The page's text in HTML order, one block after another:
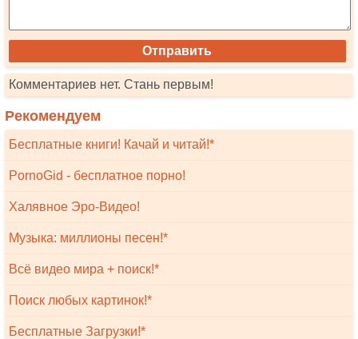
Комментариев нет. Стань первым!
Рекомендуем
Бесплатные книги! Качай и читай!*
PornoGid - бесплатное порно!
Халявное Эро-Видео!
Музыка: миллионы песен!*
Всё видео мира + поиск!*
Поиск любых картинок!*
Бесплатные Загрузки!*